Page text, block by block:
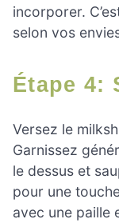
incorporer.
selon vos
Étape
Versez le
Garnissez
le dessus et
pour une
avec une paille